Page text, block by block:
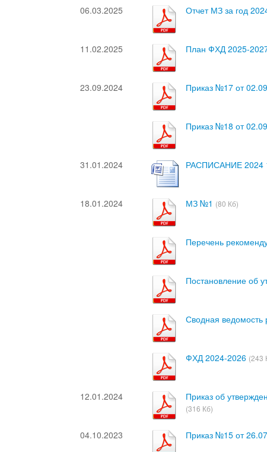
06.03.2025 Отчет МЗ за год
11.02.2025 План ФХД 2025-
23.09.2024 Приказ №17 от
Приказ №18 от
31.01.2024 РАСПИСАНИЕ 2024
18.01.2024 МЗ №1 (80 Кб)
Перечень
Постановление об
Сводная ведомость
ФХД 2024-2026 (243
12.01.2024 Приказ об
(316 Кб)
04.10.2023 Приказ №15 от